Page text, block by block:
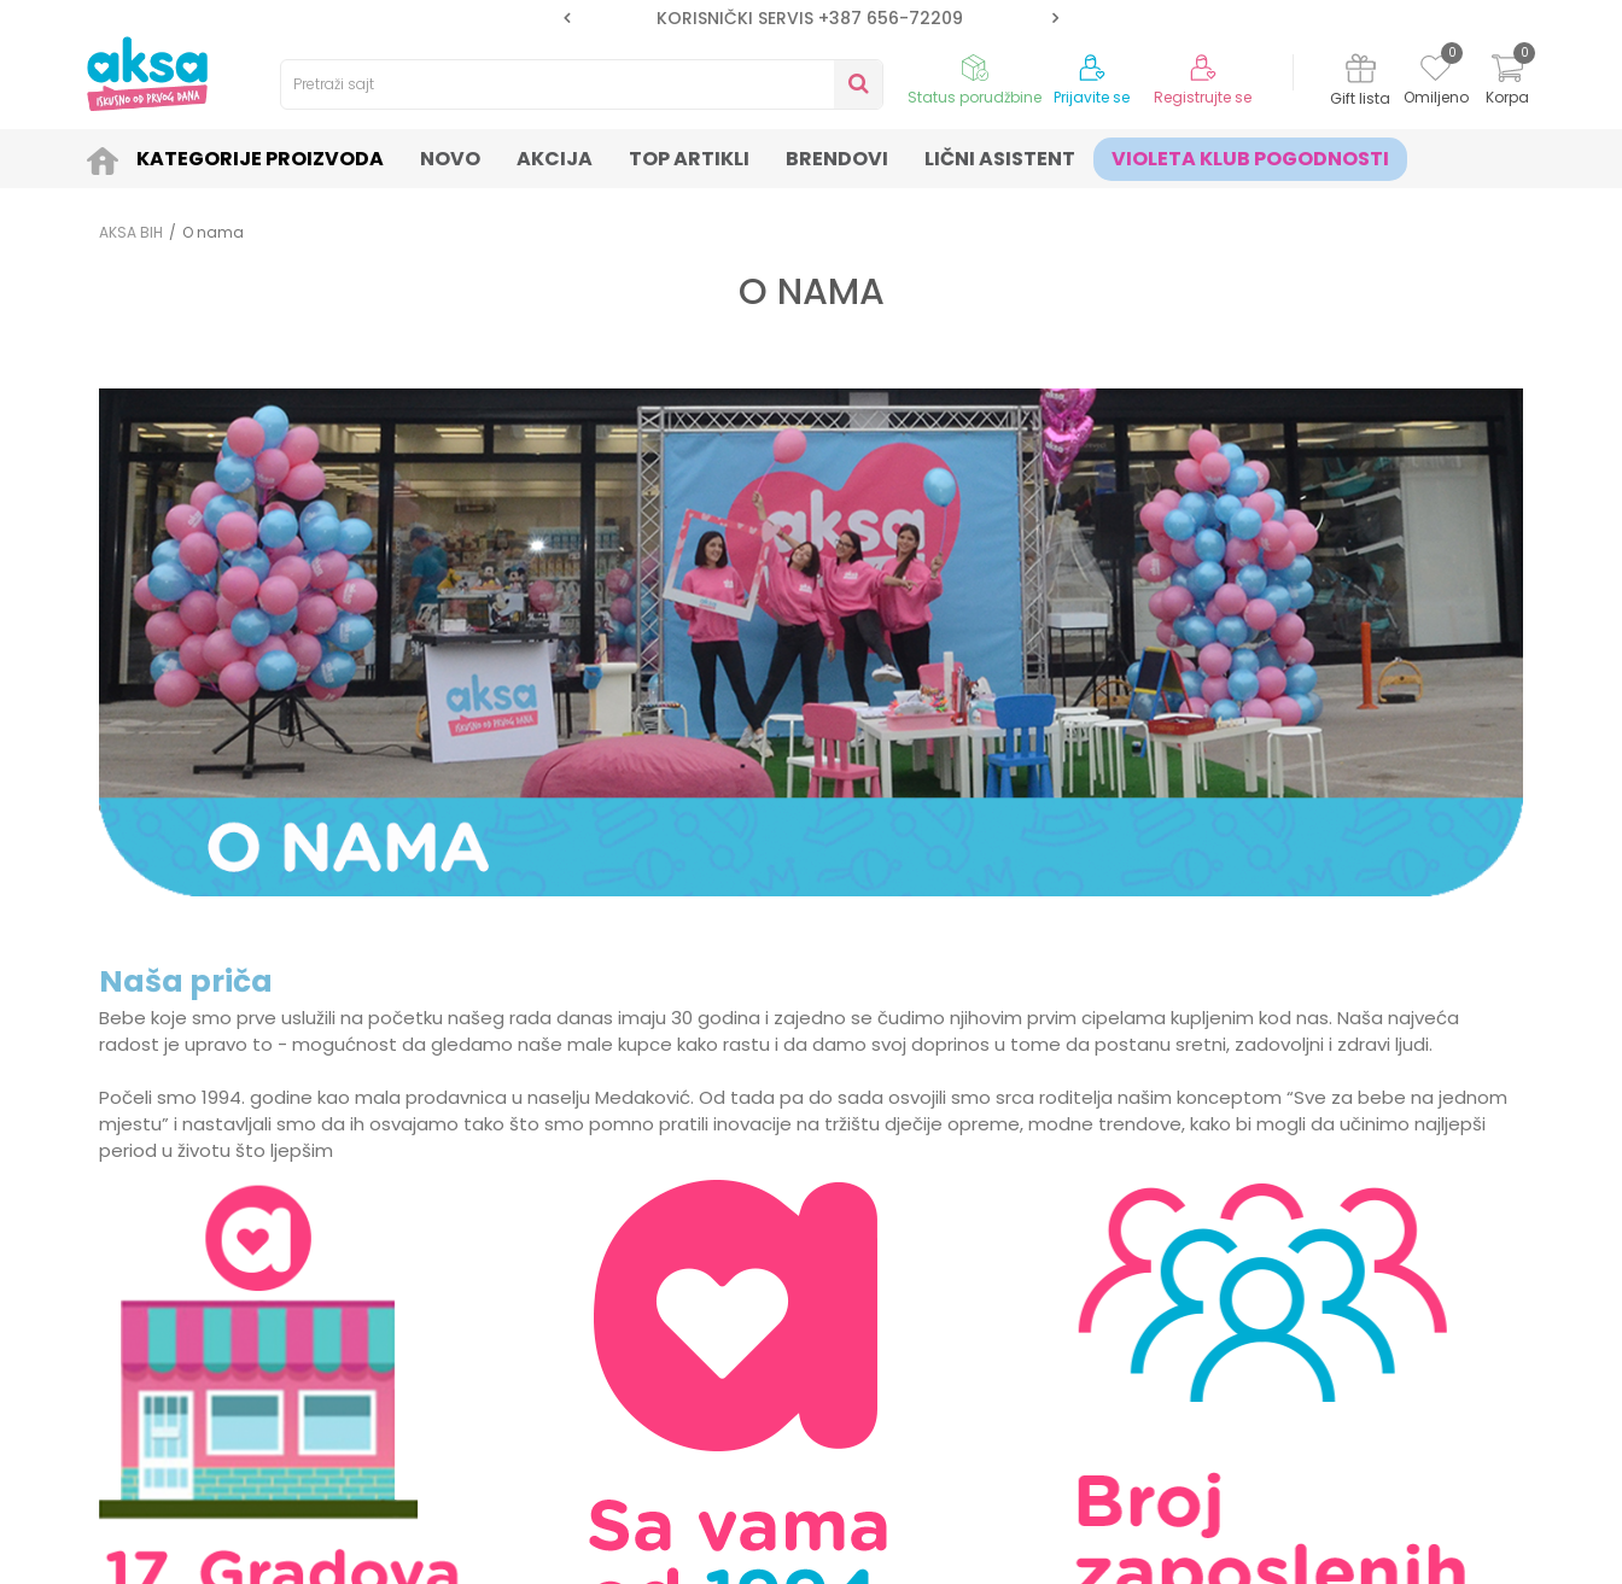
KORISNIČKI SERVIS +387 656-72209
Pretraži sajt
Korpa
0
Omiljeno
0
Gift lista
Prijavite se Registrujte se
Status porudžbine
KATEGORIJE PROIZVODA NOVO AKCIJA TOP ARTIKLI BRENDOVI LIČNI ASISTENT VIOLETA KLUB POGODNOSTI
AKSA BIH O nama
O NAMA
Naša priča
Bebe koje smo prve uslužili na početku našeg rada danas imaju 30 godina i zajedno se čudimo njihovim prvim cipelama kupljenim kod nas. Naša najveća
radost je upravo to - mogućnost da gledamo naše male kupce kako rastu i da damo svoj doprinos u tome da postanu sretni, zadovoljni i zdravi ljudi.
Počeli smo 1994. godine kao mala prodavnica u naselju Medaković. Od tada pa do sada osvojili smo srca roditelja našim konceptom “Sve za bebe na jednom
mjestu” i nastavljali smo da ih osvajamo tako što smo pomno pratili inovacije na tržištu dječije opreme, modne trendove, kako bi mogli da učinimo najljepši
period u životu što ljepšim